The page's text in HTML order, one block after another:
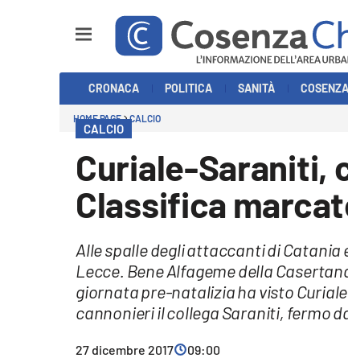
Economia e Lavoro
CRONACA POLITICA SANITÀ
HOME PAGE CALCIO
CALCIO
Curiale-Saraniti,
Classifica
Alle spalle degli attaccanti di
Lecce. Bene Alfageme della
giornata pre-natalizia ha visto
cannonieri il collega Saraniti, fermo
27 dicembre 2017 09:00